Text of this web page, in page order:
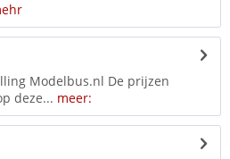
Modelbus.nl De prijzen
deze... meer: